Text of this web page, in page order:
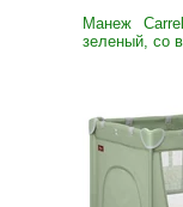
Манеж
зеленый, со